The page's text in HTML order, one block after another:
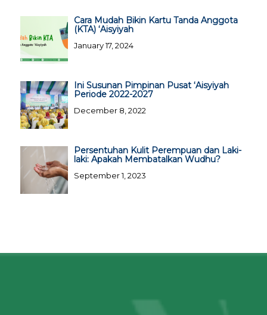
Cara Mudah Bikin Kartu Tanda Anggota
(KTA) ‘Aisyiyah
January 17, 2024
Ini Susunan Pimpinan Pusat ‘Aisyiyah
Periode 2022-2027
December 8, 2022
Persentuhan Kulit Perempuan dan Laki-
laki: Apakah Membatalkan Wudhu?
September 1, 2023